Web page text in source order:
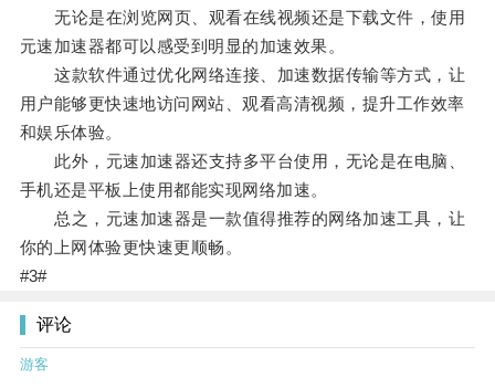
无论是在浏览网页、观看在线视频还是下载文件，使用
元速加速器都可以感受到明显的加速效果。
这款软件通过优化网络连接、加速数据传输等方式，让
用户能够更快速地访问网站、观看高清视频，提升工作效率
和娱乐体验。
此外，元速加速器还支持多平台使用，无论是在电脑、
手机还是平板上使用都能实现网络加速。
总之，元速加速器是一款值得推荐的网络加速工具，让
你的上网体验更快速更顺畅。
#3#
评论
游客